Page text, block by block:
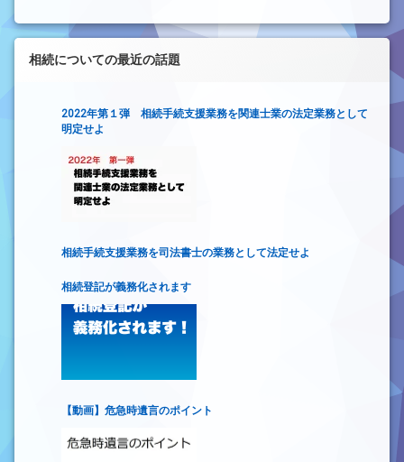
相続についての最近の話題
2022年第１弾 相続手続支援業務を関連士業の法定業務として
明定せよ
相続手続支援業務を司法書士の業務として法定せよ
相続登記が義務化されます
【動画】危急時遺言のポイント